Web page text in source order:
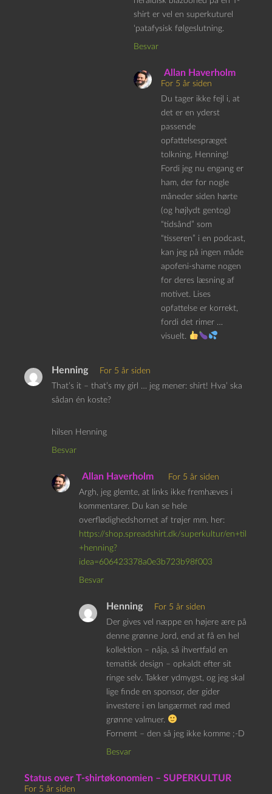
shirt er vel en superkuturel
‘patafysisk følgeslutning.
Besvar
Allan Haverholm
For 5 år siden
Du tager ikke fejl i, at
det er en yderst
passende
opfattelsespræget
tolkning, Henning!
Fordi jeg nu engang er
ham, der for nogle
måneder siden hørte
(og højlydt gentog)
“tidsånd” som
“tisseren” i en podcast,
kan jeg på ingen måde
apofeni-shame nogen
for deres læsning af
motivet. Lises
opfattelse er korrekt,
fordi det rimer …
visuelt.
Henning
For 5 år siden
That’s it – that’s my girl … jeg mener: shirt! Hva’ ska
sådan én koste?
hilsen Henning
Besvar
Allan Haverholm
For 5 år siden
Argh, jeg glemte, at links ikke fremhæves i
kommentarer. Du kan se hele
overflødighedshornet af trøjer mm. her:
https://shop.spreadshirt.dk/superkultur/en+til
+henning?
idea=606423378a0e3b723b98f003
Besvar
Henning
For 5 år siden
Der gives vel næppe en højere ære på
denne grønne Jord, end at få en hel
kollektion – nåja, så ihvertfald en
tematisk design – opkaldt efter sit
ringe selv. Takker ydmygst, og jeg skal
lige finde en sponsor, der gider
investere i en langærmet rød med
grønne valmuer.
Fornemt – den så jeg ikke komme ;-D
Besvar
Status over T-shirtøkonomien – SUPERKULTUR
For 5 år siden